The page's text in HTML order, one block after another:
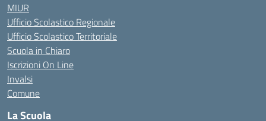
MIUR
Ufficio Scolastico Regionale
Ufficio Scolastico Territoriale
Scuola in Chiaro
Iscrizioni On Line
Invalsi
Comune
La Scuola